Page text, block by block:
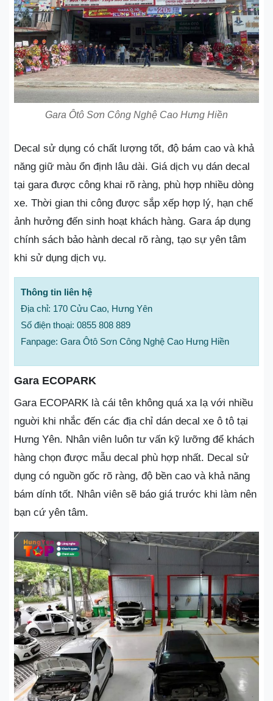
Gara Ôtô Sơn Công Nghệ Cao Hưng Hiền
Decal sử dụng có chất lượng tốt, độ bám cao và khả
năng giữ màu ổn định lâu dài. Giá dịch vụ dán decal
tại gara được công khai rõ ràng, phù hợp nhiều dòng
xe. Thời gian thi công được sắp xếp hợp lý, hạn chế
ảnh hưởng đến sinh hoạt khách hàng. Gara áp dụng
chính sách bảo hành decal rõ ràng, tạo sự yên tâm
khi sử dụng dịch vụ.
Thông tin liên hệ
Địa chỉ: 170 Cửu Cao, Hưng Yên
Số điện thoại: 0855 808 889
Fanpage: Gara Ôtô Sơn Công Nghệ Cao Hưng Hiền
Gara ECOPARK
Gara ECOPARK là cái tên không quá xa lạ với nhiều
nguời khi nhắc đến các địa chỉ dán decal xe ô tô tại
Hưng Yên. Nhân viên luôn tư vấn kỹ lưỡng để khách
hàng chọn được mẫu decal phù hợp nhất. Decal sử
dụng có nguồn gốc rõ ràng, độ bền cao và khả năng
bám dính tốt. Nhân viên sẽ báo giá trước khi làm nên
bạn cứ yên tâm.